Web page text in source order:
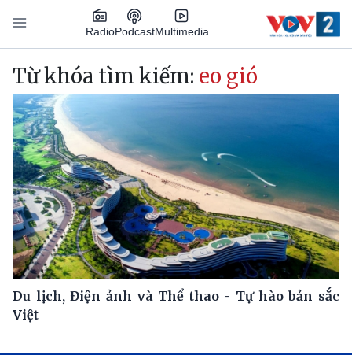
Nhảy đến nội dung
RadioPodcastMultimedia
Main navigation
Từ khóa tìm kiếm: eo gió
Du lịch, Điện ảnh và Thể thao - Tự hào bản sắc
Việt